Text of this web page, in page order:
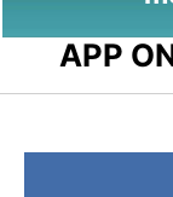
APP